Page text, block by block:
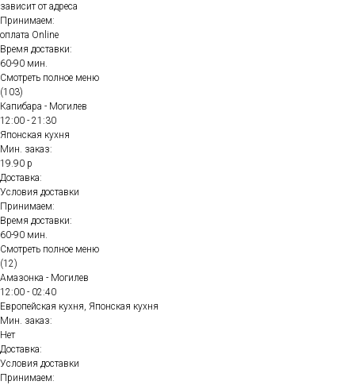
зависит от адреса
Принимаем:
оплата Online
Время доставки:
60-90 мин.
Смотреть полное меню
(103)
Капибара - Могилев
12:00 - 21:30
Японская кухня
Мин. заказ:
19.90 р
Доставка:
Условия доставки
Принимаем:
Время доставки:
60-90 мин.
Смотреть полное меню
(12)
Амазонка - Могилев
12:00 - 02:40
Европейская кухня, Японская кухня
Мин. заказ:
Нет
Доставка:
Условия доставки
Принимаем: